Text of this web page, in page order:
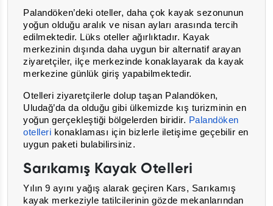
Palandöken’deki oteller, daha çok kayak sezonunun
yoğun olduğu aralık ve nisan ayları arasında tercih
edilmektedir. Lüks oteller ağırlıktadır. Kayak
merkezinin dışında daha uygun bir alternatif arayan
ziyaretçiler, ilçe merkezinde konaklayarak da kayak
merkezine günlük giriş yapabilmektedir.
Otelleri ziyaretçilerle dolup taşan Palandöken,
Uludağ’da da olduğu gibi ülkemizde kış turizminin en
yoğun gerçekleştiği bölgelerden biridir. Palandöken
otelleri konaklaması için bizlerle iletişime geçebilir en
uygun paketi bulabilirsiniz.
Sarıkamış Kayak Otelleri
Yılın 9 ayını yağış alarak geçiren Kars, Sarıkamış
kayak merkeziyle tatilcilerinin gözde mekanlarından